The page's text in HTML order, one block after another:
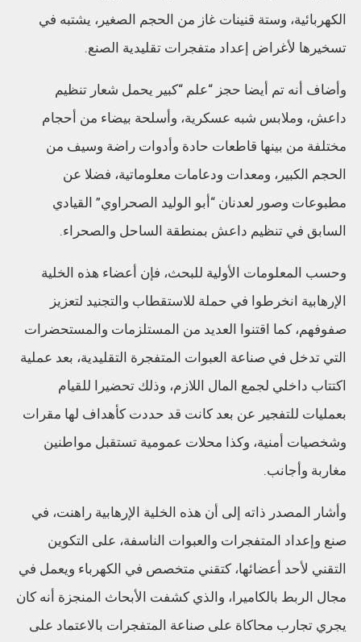
الكهربائية، وستة قنينات غاز من الحجم الصغير، يشتبه في
تسخيرها لأغراض إعداد متفجرات تقليدية الصنع.
وأضاف أنه تم أيضا حجز “علم “كبير يحمل شعار تنظيم
داعش، وملابس شبه عسكرية، وأسلحة بيضاء من أحجام
مختلفة من بينها قاطعات حادة وأدوات راضة وسيف من
الحجم الكبير، ومعدات ودعامات معلوماتية، فضلا عن
مطبوعات وصور لعدنان “أبو الوليد الصحراوي” القيادي
السابق في تنظيم داعش بمنطقة الساحل والصحراء.
وحسب المعلومات الأولية للبحث، فإن أعضاء هذه الخلية
الإرهابية انخرطوا في حملة للاستقطاب والتجنيد لتعزيز
صفوفهم، كما اقتنوا العديد من المستلزمات والمستحضرات
التي تدخل في صناعة العبوات المتفجرة التقليدية، بعد عملية
اكتتاب داخلي لجمع المال اللازم، وذلك تحضيرا للقيام
بعمليات للتفجير عن بعد كانت قد حددت كأهداف لها مقرات
وشخصيات أمنية، وكذا محلات عمومية تستقبل مواطنين
مغاربة وأجانب.
وأشار المصدر ذاته إلى أن هذه الخلية الإرهابية راهنت، في
صنع وإعداد المتفجرات والعبوات الناسفة، على التكوين
التقني لأحد أعضائها، كتقني متخصص في الكهرباء ويعمل في
مجال الربط بالكاميرا، والذي كشفت الأبحاث المنجزة أنه كان
يجري تجارب محاكاة على صناعة المتفجرات بالاعتماد على